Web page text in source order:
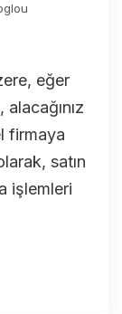
eğer
firmaya
satın
işlemleri